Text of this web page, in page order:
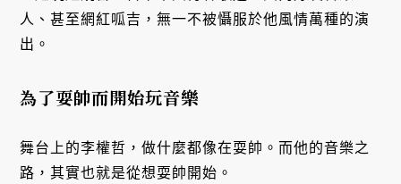
人、甚至網紅呱吉，無一不被懾服於他風情萬種的演
出。
為了耍帥而開始玩音樂
舞台上的李權哲，做什麼都像在耍帥。而他的音樂之
路，其實也就是從想耍帥開始。